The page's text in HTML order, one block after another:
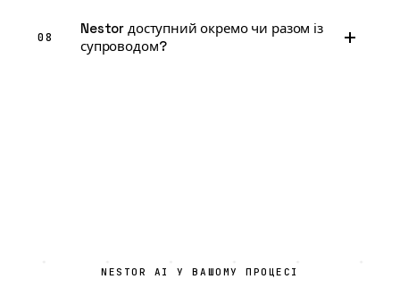
08
Nestor доступний окремо чи разом із
супроводом?
NESTOR AI У ВАШОМУ ПРОЦЕСІ